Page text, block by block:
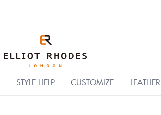
STYLE HELP CUSTOMIZE LEATHER